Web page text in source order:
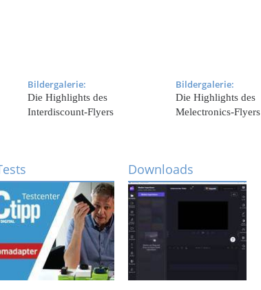
Bildergalerie:
Die Highlights des
Interdiscount-Flyers
Bildergalerie:
Die Highlights des
Melectronics-Flyers
Downloads